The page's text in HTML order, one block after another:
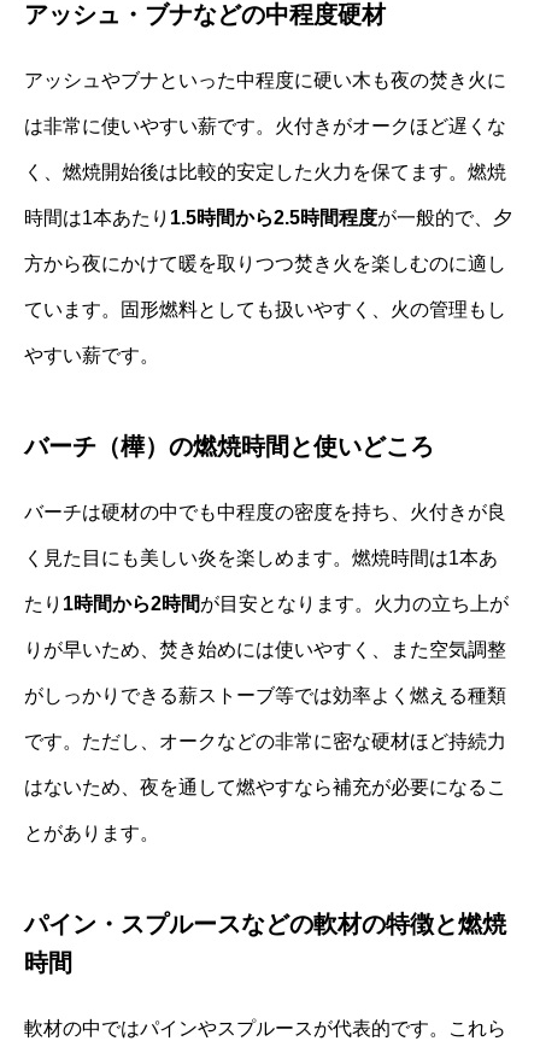
アッシュ・ブナなどの中程度硬材
アッシュやブナといった中程度に硬い木も夜の焚き火に
は非常に使いやすい薪です。火付きがオークほど遅くな
く、燃焼開始後は比較的安定した火力を保てます。燃焼
時間は1本あたり 1.5時間から2.5時間程度が一般的で、夕
方から夜にかけて暖を取りつつ焚き火を楽しむのに適し
ています。固形燃料としても扱いやすく、火の管理もし
やすい薪です。
バーチ（樺）の燃焼時間と使いどころ
バーチは硬材の中でも中程度の密度を持ち、火付きが良
く見た目にも美しい炎を楽しめます。燃焼時間は1本あ
たり 1時間から2時間が目安となります。火力の立ち上が
りが早いため、焚き始めには使いやすく、また空気調整
がしっかりできる薪ストーブ等では効率よく燃える種類
です。ただし、オークなどの非常に密な硬材ほど持続力
はないため、夜を通して燃やすなら補充が必要になるこ
とがあります。
パイン・スプルースなどの軟材の特徴と燃焼
時間
軟材の中ではパインやスプルースが代表的です。これら